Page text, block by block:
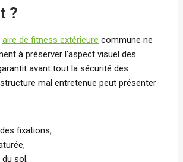
?
aire de fitness extérieure commune ne
à préserver l’aspect visuel des
avant tout la sécurité des
mal entretenue peut présenter
fixations,
sol,